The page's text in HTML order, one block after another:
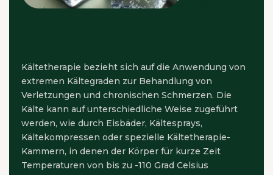
Kältetherapie bezieht sich auf die Anwendung von
extremen Kältegraden zur Behandlung von
Verletzungen und chronischen Schmerzen. Die
Kälte kann auf unterschiedliche Weise zugeführt
werden, wie durch Eisbäder, Kältesprays,
Kältekompressen oder spezielle Kältetherapie-
Kammern, in denen der Körper für kurze Zeit
Temperaturen von bis zu -110 Grad Celsius